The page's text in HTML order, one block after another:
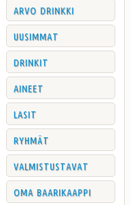
arvo drinkki
uusimmat
drinkit
aineet
lasit
ryhmät
valmistustavat
oma baarikaappi